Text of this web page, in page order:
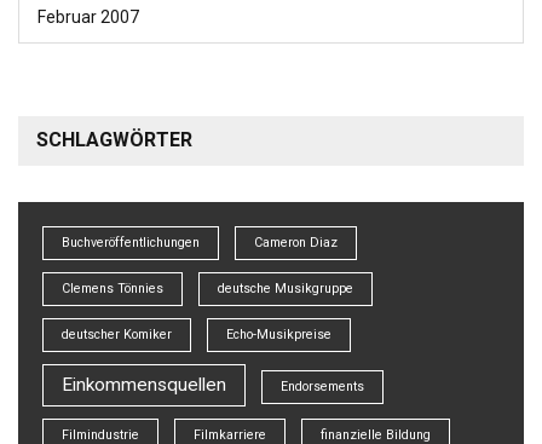
Februar 2007
SCHLAGWÖRTER
Buchveröffentlichungen Cameron Diaz
Clemens Tönnies deutsche Musikgruppe
deutscher Komiker Echo-Musikpreise
Einkommensquellen Endorsements
Filmindustrie Filmkarriere finanzielle Bildung